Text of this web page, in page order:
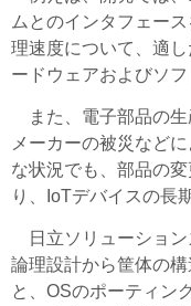
ムとのインタフェー
理速度について、適
ードウェアおよびソ
また、電子部品の生
メーカーの被災など
な状況でも、部品の
り、IoTデバイスの長
日立ソリューション
論理設計から筐体の
と、OSのポーティン